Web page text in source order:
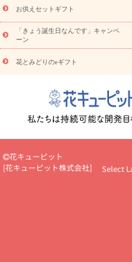
ド
お花の種類
お祝い お祝い・3000円～
5000円～
お祝い・7000円～
悔やみ
円～
お供え・お悔やみ・
読み物
いのマナー
定年退職祝いのマ
花キューピットのお祝
彩心理学」で選ぶ方法
結婚祝
ール
新築引っ越し祝いコラム
場上司や先輩へ贈るお祝い花の
お供えセットギフト
「きょう誕生日なんです」キャンペ
ーン
花とみどりのeギフト
花キューピット
[花キューピット株式会社] Select